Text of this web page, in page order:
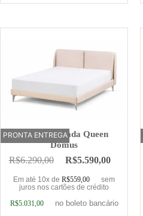
OFERTA
PRONTA ENTREGA
Cama Estofada Queen
Domus
R$6.290,00 R$5.590,00
Em até 10x de R$559,00
sem
juros nos cartões de crédito
R$5.031,00 no boleto bancário